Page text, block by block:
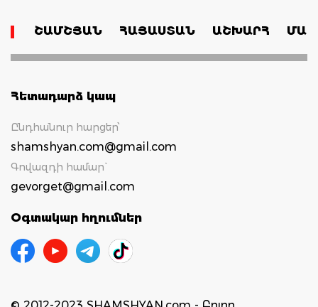
ՇԱՄՇՅԱՆ ՀԱՅԱՍՏԱՆ ԱՇԽԱՐՀ
Հետադարձ կապ
Ընդհանուր հարցեր՝
shamshyan.com@gmail.com
Գովազդի համար`
gevorget@gmail.com
Օգտակար հղումներ